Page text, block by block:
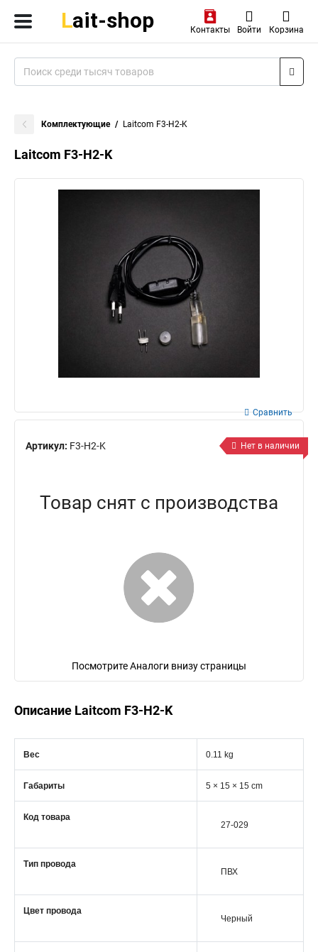
Контакты Войти Корзина
Комплектующие Laitcom F3-H2-K
Laitcom F3-H2-K
Артикул: F3-H2-K
Сравнить
Нет в наличии
Товар снят с производства
Посмотрите Аналоги внизу страницы
Описание Laitcom F3-H2-K
Вес 0.11 kg
Габариты 5 × 15 × 15 cm
Код товара
27-029
Тип провода
ПВХ
Цвет провода
Черный